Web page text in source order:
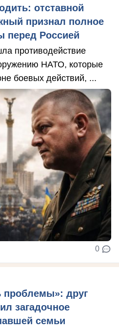
отставной
признал полное
перед Россией
противодействие
НАТО, которые
боевых действий, ...
0
друг
загадочное
семьи